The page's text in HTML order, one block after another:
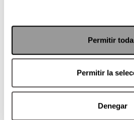
Permitir
Permitir la
Denegar